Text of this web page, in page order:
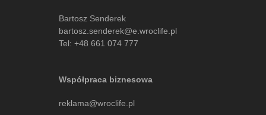
Bartosz Senderek
bartosz.senderek@e.wroclife.pl
Tel: +48 661 074 777
Współpraca biznesowa
reklama@wroclife.pl